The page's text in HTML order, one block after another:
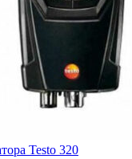
Testo 320